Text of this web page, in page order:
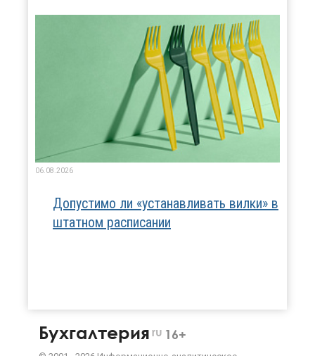
06.08.2026
Допустимо ли «устанавливать вилки» в
штатном расписании
Бухгалтерия ru 16+